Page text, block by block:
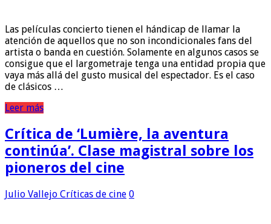
Las películas concierto tienen el hándicap de llamar la
atención de aquellos que no son incondicionales fans del
artista o banda en cuestión. Solamente en algunos casos se
consigue que el largometraje tenga una entidad propia que
vaya más allá del gusto musical del espectador. Es el caso
de clásicos …
Leer más
Crítica de ‘Lumière, la aventura
continúa’. Clase magistral sobre los
pioneros del cine
Julio Vallejo Críticas de cine 0